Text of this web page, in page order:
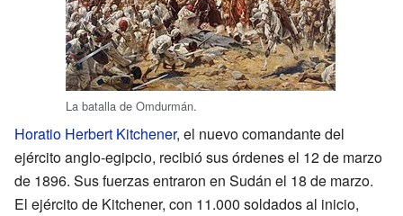
La batalla de Omdurmán.
Horatio Herbert Kitchener, el nuevo comandante del
ejército anglo-egipcio, recibió sus órdenes el 12 de marzo
de 1896. Sus fuerzas entraron en Sudán el 18 de marzo.
El ejército de Kitchener, con 11.000 soldados al inicio,